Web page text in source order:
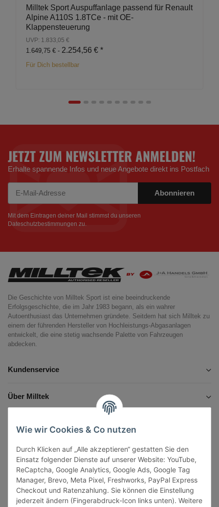
Wie wir Cookies & Co nutzen
Durch Klicken auf „Alle akzeptieren“ gestatten Sie den
Einsatz folgender Dienste auf unserer Website: YouTube,
ReCaptcha, Google Analytics, Google Ads, Google Tag
Manager, Brevo, Meta Pixel, Freshworks, PayPal Express
Checkout und Ratenzahlung. Sie können die Einstellung
jederzeit ändern (Fingerabdruck-Icon links unten). Weitere
Milltek Sport Auspuffanlage passend für Renault
Alpine A110S 1.8TCe - mit OE-
Klappensteuerung
UVP: 1.833,05 €
1.649,75 € - 2.254,56 € *
Für Dich bestellbar
JETZT ZUM NEWSLETTER ANMELDEN!
Erhalte spannende Infos und neue Angebote direkt ins Postfach
Abonnieren
Mit dem Eintragen deiner Mail stimmst du unseren
Dateschutzbestimmungen zu.
Die Geschichte von Milltek Sport ist eine beeindruckende
Erfolgsgeschichte, die im Jahr 1983 begann, als ein wahrer
Autoenthusiast das Unternehmen gründete. Seitdem hat sich Milltek zu
einem der führenden Hersteller von Hochleistungs-Abgasanlagen
entwickelt, die eine stetig wachsende Palette von Fahrzeugen
abdecken.
Kundenservice
Über Milltek
Gesetzliche Informationen